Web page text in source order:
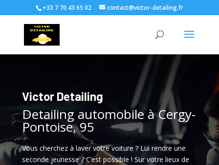
+33 7 70 43 65 02 contact@victor-detailing.fr
Victor Detailing
Detailing automobile à Cergy-
Pontoise, 95
Vous cherchez à laver votre voiture ? Lui rendre une
seconde jeunesse ? C’est possible ! Sur votre lieux de